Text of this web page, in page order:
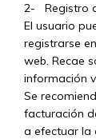
2- Registro
El usuario
registrarse
web. Recae
información
Se
facturación
a efectuar la